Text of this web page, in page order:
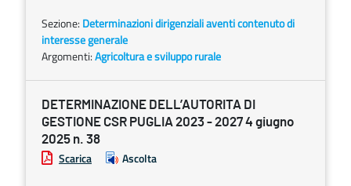
Sezione: Determinazioni dirigenziali aventi contenuto di
interesse generale
Argomenti:Agricoltura e sviluppo rurale
DETERMINAZIONE DELL’AUTORITA DI
GESTIONE CSR PUGLIA 2023 - 2027 4 giugno
2025 n. 38
Scarica Ascolta